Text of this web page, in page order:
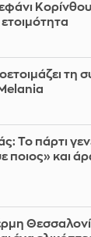
ετοιμότητα
τη
Το πάρτι
ποιος» και